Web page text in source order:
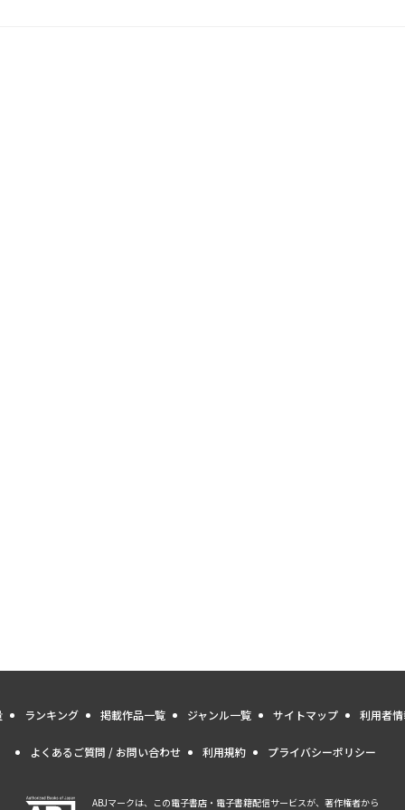
ランキング 掲載作品一覧 ジャンル一覧 サイトマップ 利用者
よくあるご質問 / お問い合わせ 利用規約 プライバシーポリシー
ABJマークは、この電子書店・電子書籍配信サービスが、著作権者から